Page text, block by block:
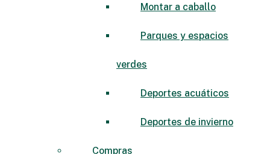
Montar a caballo
Parques y espacios
verdes
Deportes acuáticos
Deportes de invierno
Compras